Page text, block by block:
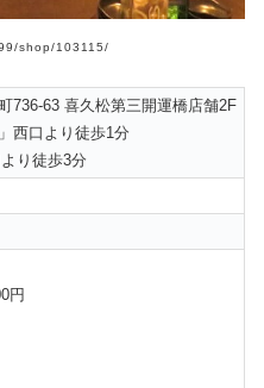
shop/103115/
736-63 喜久松第三開運橋店舗2F
西口より徒歩1分
り徒歩3分
円